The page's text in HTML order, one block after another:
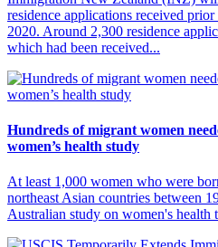
residence applications received
2020. Around 2,300 residence
which had been received...
Hundreds of migrant women
women’s health study
At least 1,000 women who were
northeast Asian countries between
Australian study on women's health